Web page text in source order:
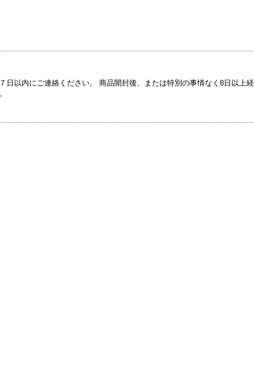
日以内にご連絡ください。 商品開封後、または特別の事情なく8日以上経